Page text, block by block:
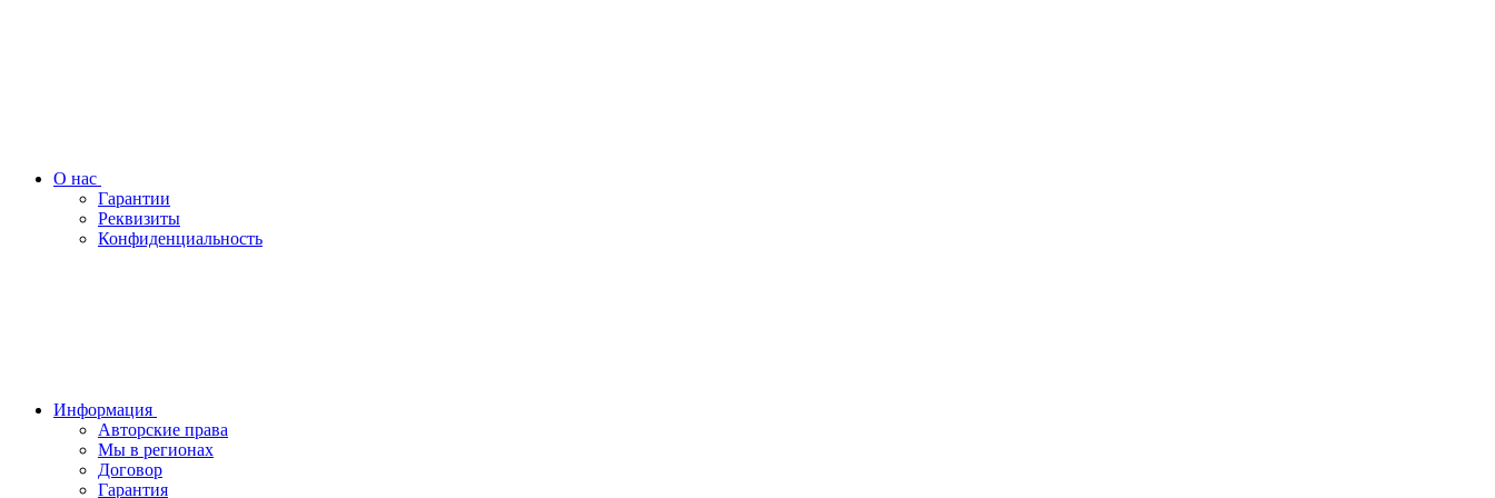
О нас
Гарантии
Реквизиты
Конфиденциальность
Информация
Авторские права
Мы в регионах
Договор
Гарантия